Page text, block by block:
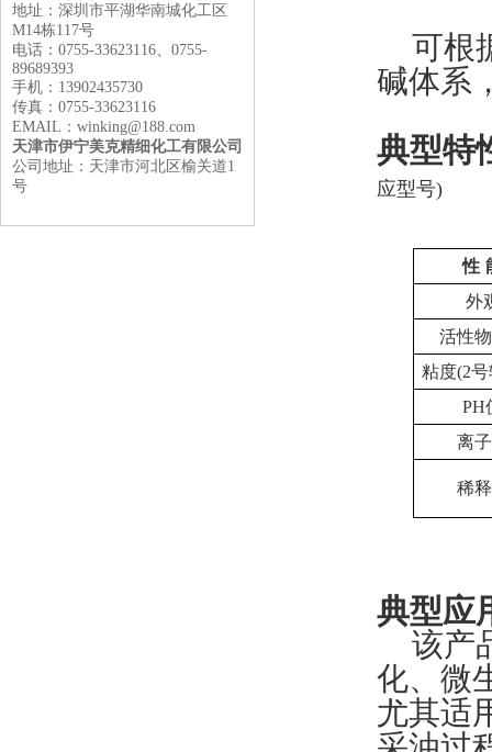
可根
碱体系
典型特
应型号)
性
外
活性
粘度(2号
PH
离
稀
典型应
该产
化、微
尤其适
地址：深圳市平湖华南城化工区
M14栋117号
电话：0755-33623116、0755-
89689393
手机：13902435730
传真：0755-33623116
EMAIL：winking@188.com
天津市伊宁美克精细化工有限公司
公司地址：天津市河北区榆关道1
号